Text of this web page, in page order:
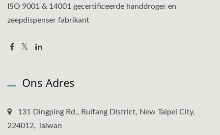
ISO 9001 & 14001 gecertificeerde handdroger en
zeepdispenser fabrikant
Ons Adres
131 Dingping Rd., Ruifang District, New Taipei City,
224012, Taiwan